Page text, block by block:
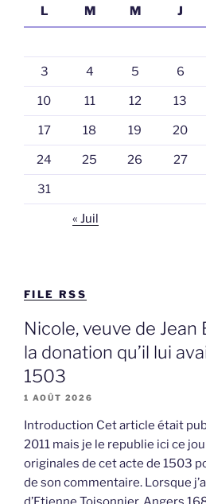
L
M M J
3 4 5 6
10 11 12 13
17 18 19 20
24 25 26 27
31
« Juil
FILE RSS
Nicole, veuve de Jean
la donation qu’il lui
1503
1 AOÛT 2026
Introduction Cet article était
2011 mais je le republie ici ce
originales de cet acte de 1503
de son commentaire. Lorsque